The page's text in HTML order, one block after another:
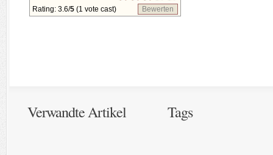
Rating: 3.6/5 (1 vote cast) Bewerten
Verwandte Artikel Tags